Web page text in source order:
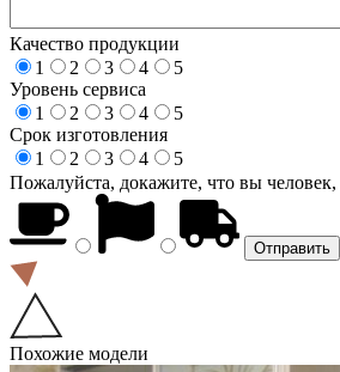
Качество продукции
1
2 3 4
5
Уровень сервиса
1
2 3 4
5
Срок изготовления
1
2 3 4
5
Пожалуйста, докажите, что вы
Похожие модели